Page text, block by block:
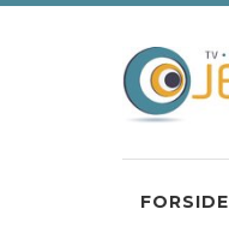
FORSIDE